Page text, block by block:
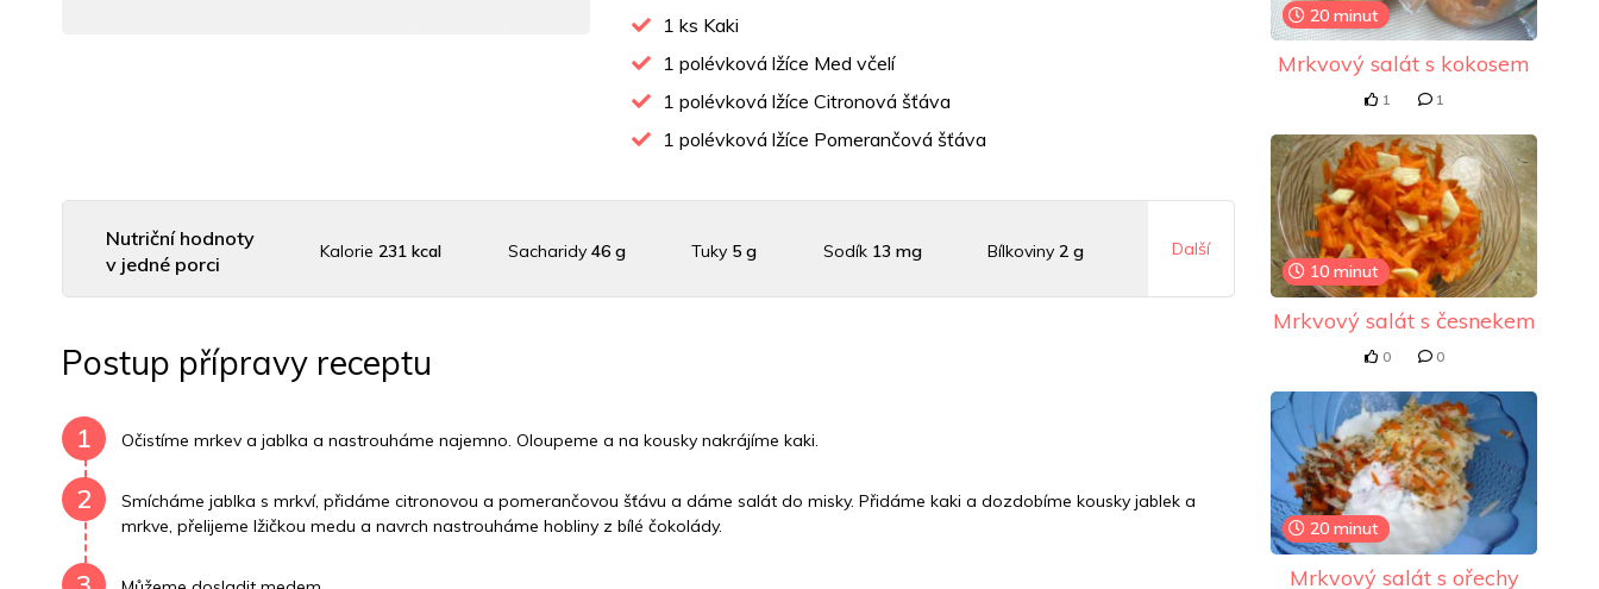
1 ks Kaki
1 polévková lžíce Med včelí
1 polévková lžíce Citronová šťáva
1 polévková lžíce Pomerančová šťáva
Nutriční hodnoty
v jedné porci
Kalorie231 kcal Sacharidy 46 g Tuky 5 g Sodík 13 mg Bílkoviny2 g Další
Postup přípravy receptu
1 Očistíme mrkev a jablka a nastrouháme najemno. Oloupeme a na kousky nakrájíme kaki.
2
Smícháme jablka s mrkví, přidáme citronovou a pomerančovou šťávu a dáme salát do misky. Přidáme kaki a dozdobíme kousky jablek a
mrkve, přelijeme lžičkou medu a navrch nastrouháme hobliny z bílé čokolády.
20 minut
Mrkvový salát s kokosem
1 1
10 minut
Mrkvový salát s česnekem
0 0
20 minut
Mrkvový salát s ořechy